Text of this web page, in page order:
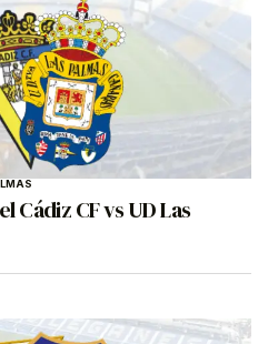
CF vs UD Las